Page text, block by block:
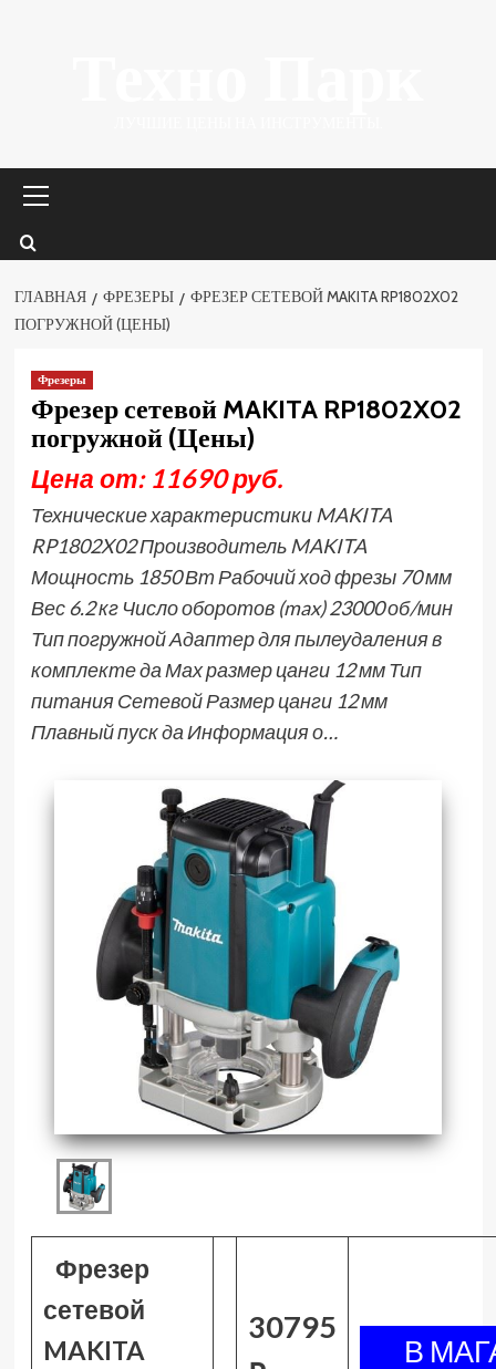
меню
ГЛАВНАЯ ФРЕЗЕРЫ
ФРЕЗЕР СЕТЕВОЙ MAKITA RP1802X02
ПОГРУЖНОЙ (ЦЕНЫ)
Фрезеры
Фрезер сетевой MAKITA RP1802X02
погружной (Цены)
Цена от: 11690 руб.
Технические характеристики MAKITA
RP1802X02 Производитель MAKITA
Мощность 1850 Вт Рабочий ход фрезы 70 мм
Вес 6.2 кг Число оборотов (max) 23000 об/мин
Тип погружной Адаптер для пылеудаления в
комплекте да Мах размер цанги 12 мм Тип
питания Сетевой Размер цанги 12 мм
Плавный пуск да Информация о…
Фрезер
сетевой
MAKITA
30795